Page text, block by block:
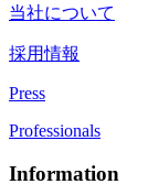
当社について
採用情報
Press
Professionals
Information